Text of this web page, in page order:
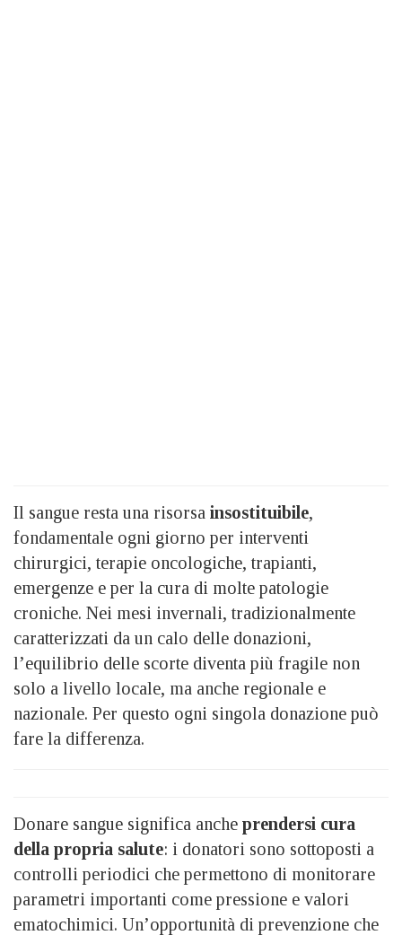
Il sangue resta una risorsa insostituibile,
fondamentale ogni giorno per interventi
chirurgici, terapie oncologiche, trapianti,
emergenze e per la cura di molte patologie
croniche. Nei mesi invernali, tradizionalmente
caratterizzati da un calo delle donazioni,
l’equilibrio delle scorte diventa più fragile non
solo a livello locale, ma anche regionale e
nazionale. Per questo ogni singola donazione può
fare la differenza.
Donare sangue significa anche prendersi cura
della propria salute: i donatori sono sottoposti a
controlli periodici che permettono di monitorare
parametri importanti come pressione e valori
ematochimici. Un’opportunità di prevenzione che